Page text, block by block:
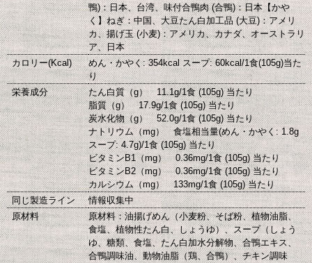
鴨)：日本、台湾、味付合鴨肉 (合鴨)：日本【かや
く】ねぎ：中国、大豆たん白加工品 (大豆)：アメリ
カ、揚げ玉 (小麦)：アメリカ、カナダ、オーストラリ
ア、日本
カロリー(Kcal)
めん・かやく: 354kcal スープ: 60kcal/1食(105g)当た
り
栄養成分
たん白質（g） 11.1g/1食 (105g) 当たり
脂質（g） 17.9g/1食 (105g) 当たり
炭水化物（g） 52.0g/1食 (105g) 当たり
ナトリウム（mg） 食塩相当量(めん・かやく: 1.8g
スープ: 4.7g)/1食 (105g) 当たり
ビタミンB1（mg） 0.36mg/1食 (105g) 当たり
ビタミンB2（mg） 0.36mg/1食 (105g) 当たり
カルシウム（mg） 133mg/1食 (105g) 当たり
同じ製造ライン
情報収集中
原材料
原材料：油揚げめん（小麦粉、そば粉、植物油脂、
食塩、植物性たん白、しょうゆ）、スープ（しょう
ゆ、糖類、食塩、たん白加水分解物、合鴨エキス、
合鴨調味油、動物油脂（鶏、合鴨）、チキン調味